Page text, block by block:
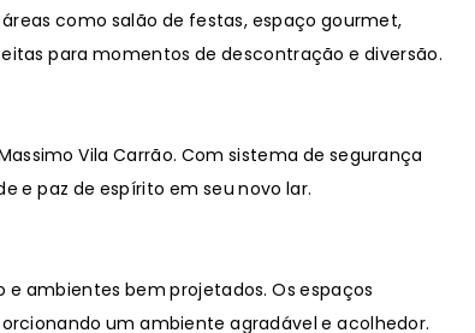
como salão de festas, espaço gourmet,
para momentos de descontração e diversão.
Vila Carrão. Com sistema de segurança
e paz de espírito em seu novo lar.
ambientes bem projetados. Os espaços
um ambiente agradável e acolhedor.